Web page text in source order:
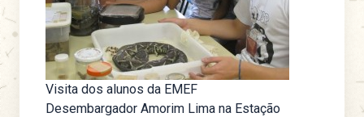
Visita dos alunos da EMEF
Desembargador Amorim Lima na Estação